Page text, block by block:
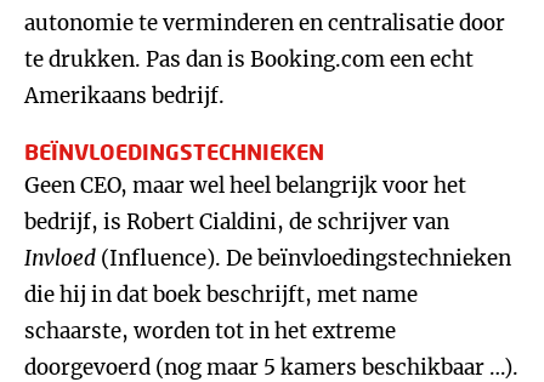
autonomie te verminderen en centralisatie door
te drukken. Pas dan is Booking.com een echt
Amerikaans bedrijf.
BEÏNVLOEDINGSTECHNIEKEN
Geen CEO, maar wel heel belangrijk voor het
bedrijf, is Robert Cialdini, de schrijver van
Invloed (Influence). De beïnvloedingstechnieken
die hij in dat boek beschrijft, met name
schaarste, worden tot in het extreme
doorgevoerd (nog maar 5 kamers beschikbaar …).